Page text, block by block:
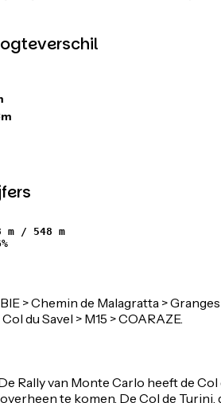
m / 548 m
> Chemin de Malagratta >
du Savel > M15 > COARAZE.
Rally van Monte Carlo heeft de
te komen. De Col de